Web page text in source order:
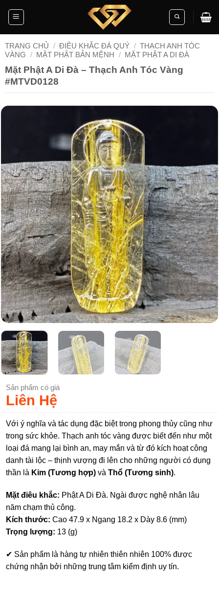
TRANG CHỦ / ĐIÊU KHẮC ĐÁ QUÝ / THẠCH ANH TÓC
VÀNG / MẶT PHẬT BẢN MỆNH / MẶT PHẬT A DI ĐÀ
Mặt Phật A Di Đà – Thạch Anh Tóc Vàng
#MTVD0128
Sản phẩm có giá
Liên Hệ
Với ý nghĩa và tác dụng đặc biệt trong phong thủy cũng như
trong sức khỏe. Thạch anh tóc vàng được biết đến như một
loại đá mang lại bình an, may mắn và từ đó kích hoạt công
danh tài lộc – thịnh vượng đi lên cho những người có dụng
thần là Kim (Tương hợp) và Thổ (Tương sinh).
Mặt điêu khắc: Phật A Di Đà. Ngài được nghệ nhân lâu
năm chạm thủ công.
Kích thước: Cao 47.9 x Ngang 18.2 x Dày 8.6 (mm)
Trọng lượng: 13 (g)
✔ Sản phẩm là hàng tự nhiên thiên nhiên 100% được
chứng nhận bởi những trung tâm kiểm định uy tín.